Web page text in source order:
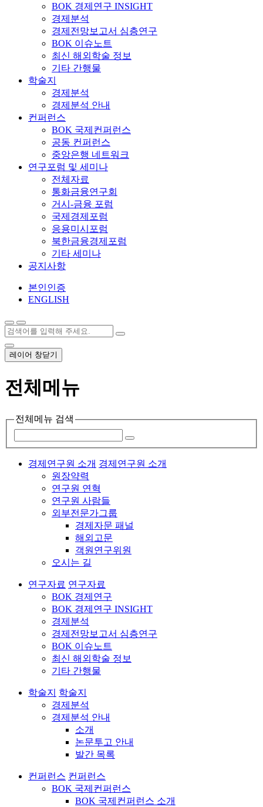
BOK 경제연구 INSIGHT
경제분석
경제전망보고서 심층연구
BOK 이슈노트
최신 해외학술 정보
기타 간행물
학술지
경제분석
경제분석 안내
컨퍼런스
BOK 국제컨퍼런스
공동 컨퍼런스
중앙은행 네트워크
연구포럼 및 세미나
전체자료
통화금융연구회
거시-금융 포럼
국제경제포럼
응용미시포럼
북한금융경제포럼
기타 세미나
공지사항
본인인증
ENGLISH
레이어 창닫기
전체메뉴
전체메뉴 검색
경제연구원 소개 경제연구원 소개
원장약력
연구원 연혁
연구원 사람들
외부전문가그룹
경제자문 패널
해외고문
객원연구위원
오시는 길
연구자료 연구자료
BOK 경제연구
BOK 경제연구 INSIGHT
경제분석
경제전망보고서 심층연구
BOK 이슈노트
최신 해외학술 정보
기타 간행물
학술지
학술지
경제분석
경제분석 안내
소개
논문투고 안내
발간 목록
컨퍼런스 컨퍼런스
BOK 국제컨퍼런스
BOK 국제컨퍼런스 소개